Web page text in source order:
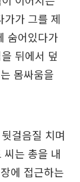
가가 그를 제
숨어있다가
뒤에서 덮
몸싸움을
걸음질 치며
씨는 총을 내
에 접근하는